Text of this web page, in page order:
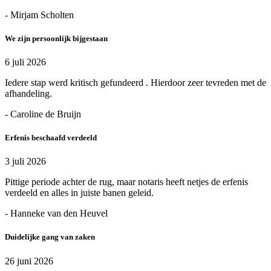
- Mirjam Scholten
We zijn persoonlijk bijgestaan
6 juli 2026
Iedere stap werd kritisch gefundeerd . Hierdoor zeer tevreden met de
afhandeling.
- Caroline de Bruijn
Erfenis beschaafd verdeeld
3 juli 2026
Pittige periode achter de rug, maar notaris heeft netjes de erfenis
verdeeld en alles in juiste banen geleid.
- Hanneke van den Heuvel
Duidelijke gang van zaken
26 juni 2026